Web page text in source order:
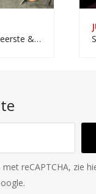
Gratis samenspel voor eerste & tweede jaars muziekleerlingen
reCAPTCHA, zie